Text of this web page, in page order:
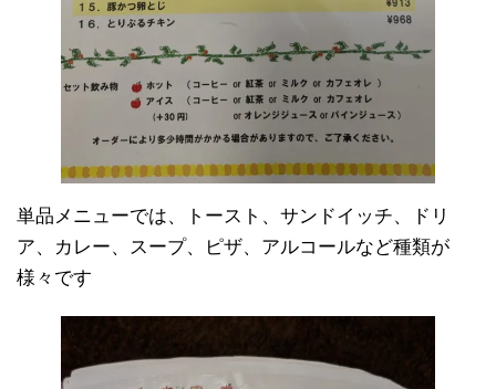
単品メニューでは、トースト、サンドイッチ、ドリ
ア、カレー、スープ、ピザ、アルコールなど種類が
様々です